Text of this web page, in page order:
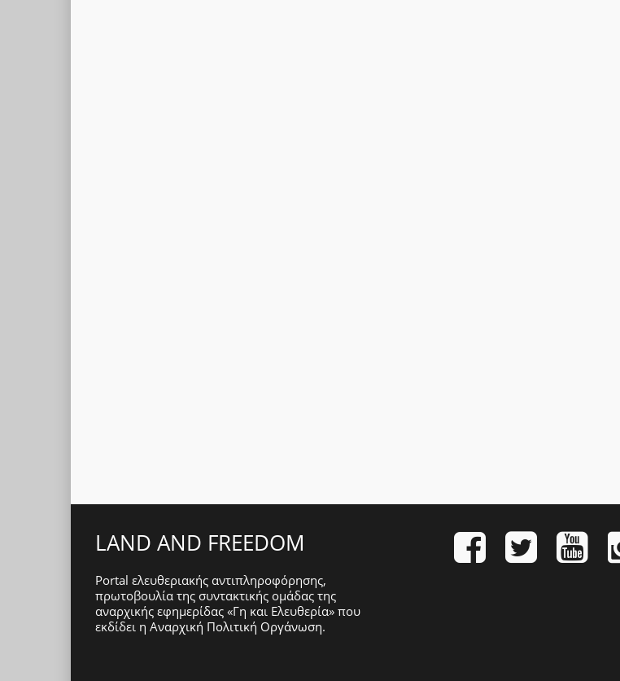
LAND AND FREEDOM
Portal ελευθεριακής αντιπληροφόρησης,
πρωτοβουλία της συντακτικής ομάδας της
αναρχικής εφημερίδας «Γη και Ελευθερία» που
εκδίδει η Αναρχική Πολιτική Οργάνωση.